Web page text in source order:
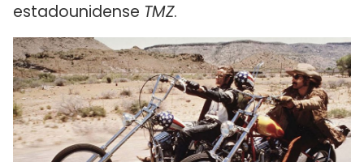
estadounidense TMZ.